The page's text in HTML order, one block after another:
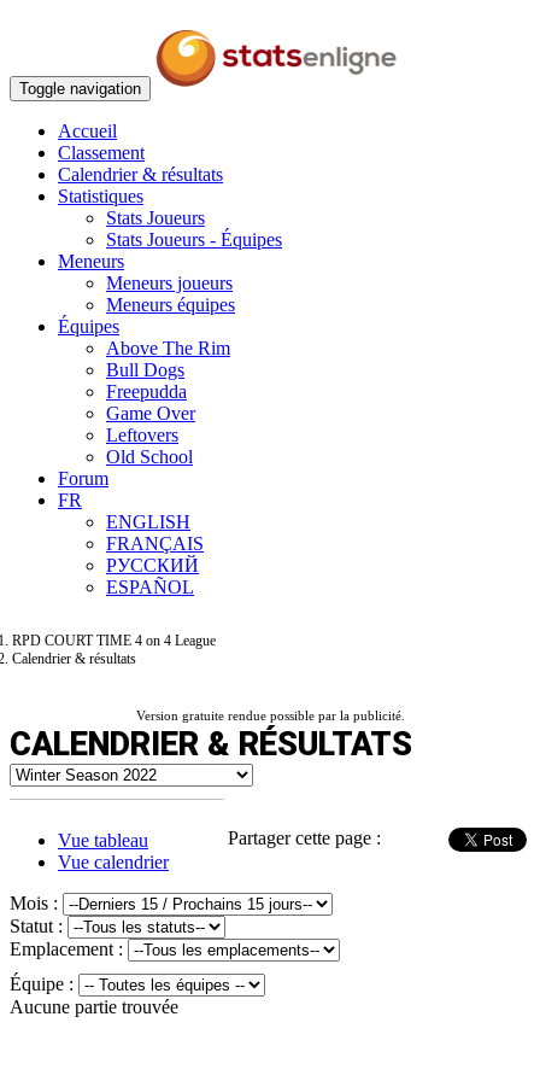
Toggle navigation
Accueil
Classement
Calendrier & résultats
Statistiques
Stats Joueurs
Stats Joueurs - Équipes
Meneurs
Meneurs joueurs
Meneurs équipes
Équipes
Above The Rim
Bull Dogs
Freepudda
Game Over
Leftovers
Old School
Forum
FR
ENGLISH
FRANÇAIS
РУССКИЙ
ESPAÑOL
RPD COURT TIME 4 on 4 League
Calendrier & résultats
Version gratuite rendue possible par la publicité.
CALENDRIER & RÉSULTATS
Partager cette page :
Vue tableau
Vue calendrier
Mois :
Statut :
Emplacement :
Équipe :
Aucune partie trouvée